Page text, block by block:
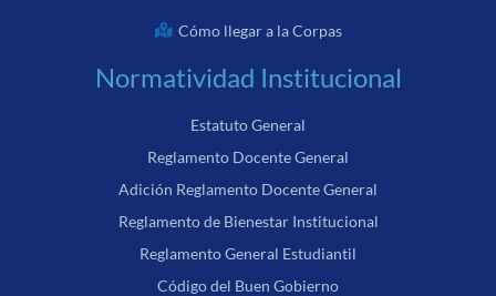
Cómo llegar a la Corpas
Normatividad Institucional
Estatuto General
Reglamento Docente General
Adición Reglamento Docente General
Reglamento de Bienestar Institucional
Reglamento General Estudiantil
Código del Buen Gobierno